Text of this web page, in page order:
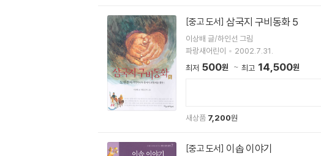
[중고 도서] 삼국지 구비동화 5
이상배 글/하인선 그림
파랑새어린이
2002.7.31.
최저 500원 최고 14,500원
새상품 7,200원
[중고 도서] 이솝 이야기